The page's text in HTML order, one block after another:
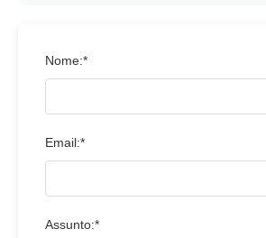
Nome:*
Email:*
Assunto:*